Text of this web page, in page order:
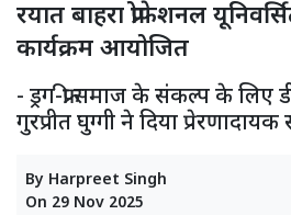
रयात बाहरा प्रोफेशनल
कार्यक्रम आयोजित
- ड्रग-फ्री समाज के संकल्प के
गुरप्रीत घुग्गी ने दिया
By Harpreet Singh
On 29 Nov 2025